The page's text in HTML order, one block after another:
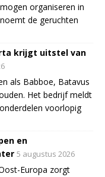
organiseren in
de geruchten
krijgt uitstel van
als Babboe, Batavus
Het bedrijf meldt
voorlopig
en
5 augustus 2026
Europa zorgt